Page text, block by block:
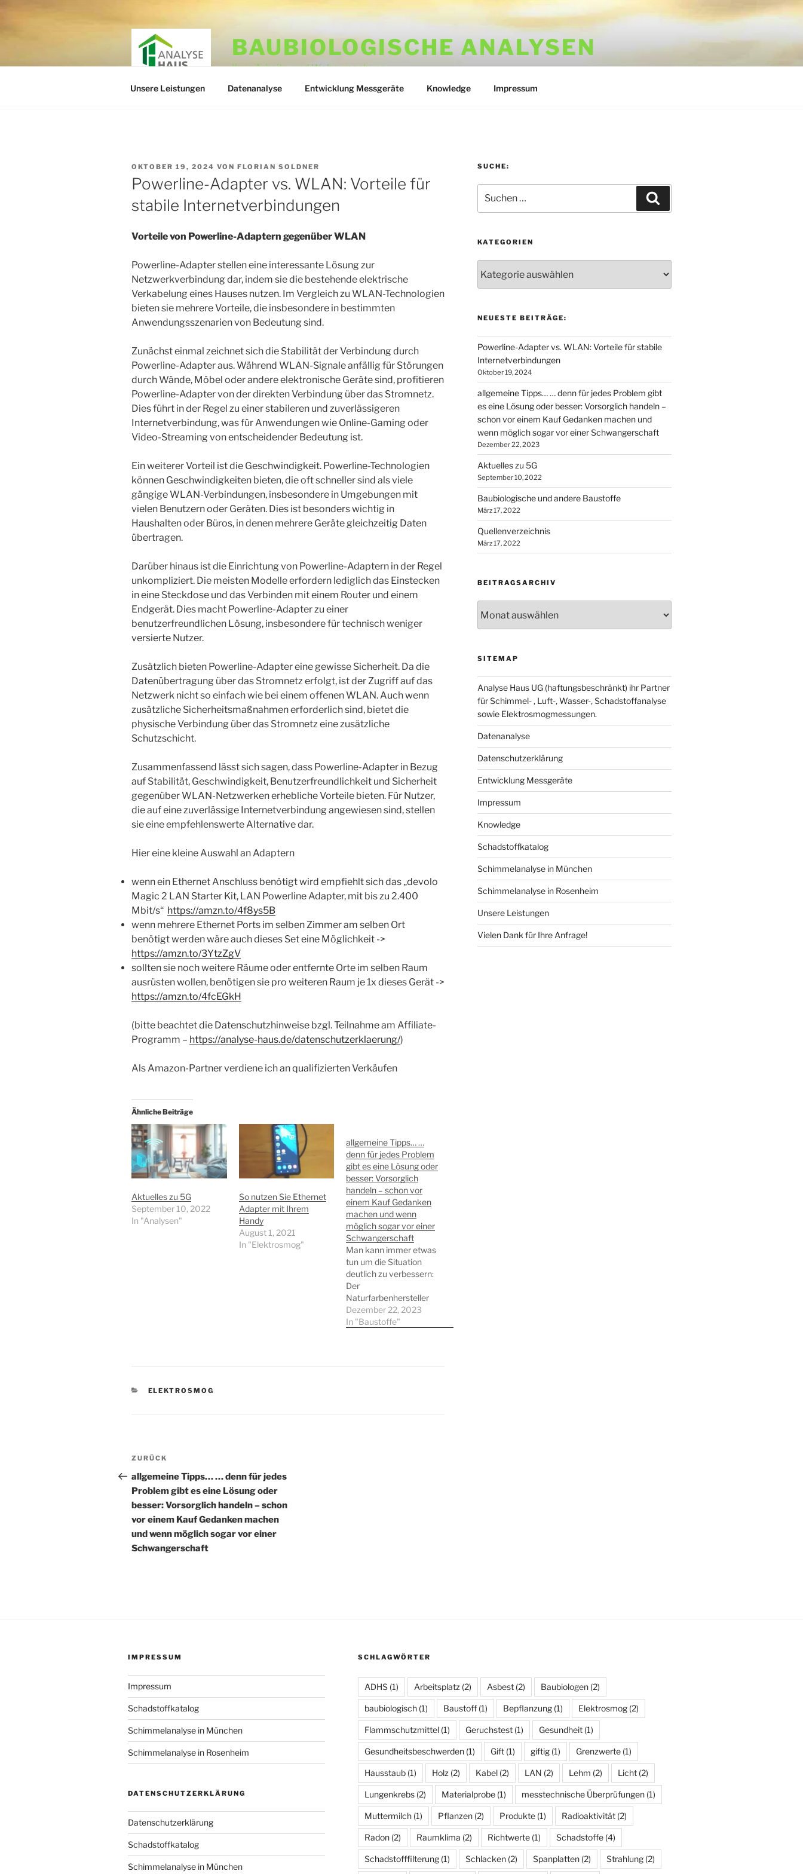
Zum
BAUBIOLOGISCHE ANALYSEN
Ihrer Arbeits- und Wohnumgebung
Unsere Leistungen Datenanalyse Entwicklung Messgeräte Knowledge Impressum
VERÖFFENTLICHT
AM
OKTOBER 19, 2024 VON FLORIAN SOLDNER
Powerline-Adapter vs. WLAN: Vorteile für
stabile Internetverbindungen
Vorteile von Powerline-Adaptern gegenüber WLAN
Powerline-Adapter stellen eine interessante Lösung zur
Netzwerkverbindung dar, indem sie die bestehende elektrische
Verkabelung eines Hauses nutzen. Im Vergleich zu WLAN-Technologien
bieten sie mehrere Vorteile, die insbesondere in bestimmten
Anwendungsszenarien von Bedeutung sind.
Zunächst einmal zeichnet sich die Stabilität der Verbindung durch
Powerline-Adapter aus. Während WLAN-Signale anfällig für Störungen
durch Wände, Möbel oder andere elektronische Geräte sind, profitieren
Powerline-Adapter von der direkten Verbindung über das Stromnetz.
Dies führt in der Regel zu einer stabileren und zuverlässigeren
Internetverbindung, was für Anwendungen wie Online-Gaming oder
Video-Streaming von entscheidender Bedeutung ist.
Ein weiterer Vorteil ist die Geschwindigkeit. Powerline-Technologien
können Geschwindigkeiten bieten, die oft schneller sind als viele
gängige WLAN-Verbindungen, insbesondere in Umgebungen mit
vielen Benutzern oder Geräten. Dies ist besonders wichtig in
Haushalten oder Büros, in denen mehrere Geräte gleichzeitig Daten
übertragen.
Darüber hinaus ist die Einrichtung von Powerline-Adaptern in der Regel
unkompliziert. Die meisten Modelle erfordern lediglich das Einstecken
in eine Steckdose und das Verbinden mit einem Router und einem
Endgerät. Dies macht Powerline-Adapter zu einer
benutzerfreundlichen Lösung, insbesondere für technisch weniger
versierte Nutzer.
Zusätzlich bieten Powerline-Adapter eine gewisse Sicherheit. Da die
Datenübertragung über das Stromnetz erfolgt, ist der Zugriff auf das
Netzwerk nicht so einfach wie bei einem offenen WLAN. Auch wenn
zusätzliche Sicherheitsmaßnahmen erforderlich sind, bietet die
physische Verbindung über das Stromnetz eine zusätzliche
Schutzschicht.
Zusammenfassend lässt sich sagen, dass Powerline-Adapter in Bezug
auf Stabilität, Geschwindigkeit, Benutzerfreundlichkeit und Sicherheit
gegenüber WLAN-Netzwerken erhebliche Vorteile bieten. Für Nutzer,
die auf eine zuverlässige Internetverbindung angewiesen sind, stellen
sie eine empfehlenswerte Alternative dar.
Hier eine kleine Auswahl an Adaptern
wenn ein Ethernet Anschluss benötigt wird empfiehlt sich das „devolo
Magic 2 LAN Starter Kit, LAN Powerline Adapter, mit bis zu 2.400
Mbit/s“ https://amzn.to/4f8ys5B
wenn mehrere Ethernet Ports im selben Zimmer am selben Ort
benötigt werden wäre auch dieses Set eine Möglichkeit ->
https://amzn.to/3YtzZgV
sollten sie noch weitere Räume oder entfernte Orte im selben Raum
ausrüsten wollen, benötigen sie pro weiteren Raum je 1x dieses Gerät ->
https://amzn.to/4fcEGkH
(bitte beachtet die Datenschutzhinweise bzgl. Teilnahme am Affiliate-
Programm – https://analyse-haus.de/datenschutzerklaerung/)
Als Amazon-Partner verdiene ich an qualifizierten Verkäufen
Ähnliche Beiträge
Aktuelles zu 5G
September 10, 2022
In "Analysen"
So nutzen Sie Ethernet
Adapter mit Ihrem
Handy
August 1, 2021
In "Elektrosmog"
allgemeine Tipps… …
denn für jedes Problem
gibt es eine Lösung oder
besser: Vorsorglich
handeln – schon vor
einem Kauf Gedanken
machen und wenn
möglich sogar vor einer
Schwangerschaft
Man kann immer etwas
tun um die Situation
deutlich zu verbessern:
Der
Naturfarbenhersteller
Auro erzielt mit seiner
Wandfarbe "Auro
Dezember 22, 2023
In "Baustoffe"
KATEGORIEN
ELEKTROSMOG
Beitragsnavigation
Vorheriger
Beitrag
ZURÜCK
allgemeine Tipps… … denn für jedes
Problem gibt es eine Lösung oder
besser: Vorsorglich handeln – schon
vor einem Kauf Gedanken machen
und wenn möglich sogar vor einer
Schwangerschaft
SUCHE:
nach:
KATEGORIEN
NEUESTE BEITRÄGE:
Powerline-Adapter vs. WLAN: Vorteile für stabile
Internetverbindungen
Oktober 19, 2024
allgemeine Tipps… … denn für jedes Problem gibt
es eine Lösung oder besser: Vorsorglich handeln –
schon vor einem Kauf Gedanken machen und
wenn möglich sogar vor einer Schwangerschaft
Dezember 22, 2023
Aktuelles zu 5G
September 10, 2022
Baubiologische und andere Baustoffe
März 17, 2022
Quellenverzeichnis
März 17, 2022
BEITRAGSARCHIV
SITEMAP
Analyse Haus UG (haftungsbeschränkt) ihr Partner
für Schimmel- , Luft-, Wasser-, Schadstoffanalyse
sowie Elektrosmogmessungen.
Datenanalyse
Datenschutzerklärung
Entwicklung Messgeräte
Impressum
Knowledge
Schadstoffkatalog
Schimmelanalyse in München
Schimmelanalyse in Rosenheim
Unsere Leistungen
Vielen Dank für Ihre Anfrage!
IMPRESSUM
Impressum
Schadstoffkatalog
Schimmelanalyse in München
Schimmelanalyse in Rosenheim
DATENSCHUTZERKLÄRUNG
Datenschutzerklärung
Schadstoffkatalog
Schimmelanalyse in München
SCHLAGWÖRTER
ADHS(1) Arbeitsplatz (2) Asbest(2) Baubiologen(2)
baubiologisch(1) Baustoff(1) Bepflanzung(1) Elektrosmog(2)
Flammschutzmittel(1) Geruchstest(1) Gesundheit(1)
Gesundheitsbeschwerden(1) Gift(1) giftig(1) Grenzwerte(1)
Hausstaub(1) Holz (2) Kabel(2) LAN (2) Lehm (2) Licht(2)
Lungenkrebs(2) Materialprobe(1) messtechnische Überprüfungen(1)
Muttermilch(1) Pflanzen(2) Produkte(1) Radioaktivität(2)
Radon(2) Raumklima (2) Richtwerte(1) Schadstoffe(4)
Schadstofffilterung(1) Schlacken(2) Spanplatten(2) Strahlung(2)